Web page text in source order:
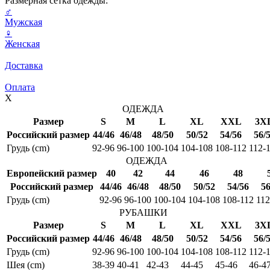
♂
Мужская
♀
Женская
Доставка
Оплата
X
ОДЕЖДА
Размер
S M L XL XXL
Российский размер 44/46 46/48 48/50 50/52 54/56
56/
Грудь (cm)
92-96 96-100 100-104 104-108 108-112 112-
ОДЕЖДА
Европейский размер
40 42 44 46 48
Российский размер
44/46 46/48 48/50 50/52 54/56
Грудь (cm)
92-96 96-100 100-104 104-108 108-112
РУБАШКИ
Размер
S M L XL XXL
Российский размер 44/46 46/48 48/50 50/52 54/56
56/
Грудь (cm)
92-96 96-100 100-104 104-108 108-112 112-
Шея (cm)
38-39 40-41 42-43 44-45 45-46
46-